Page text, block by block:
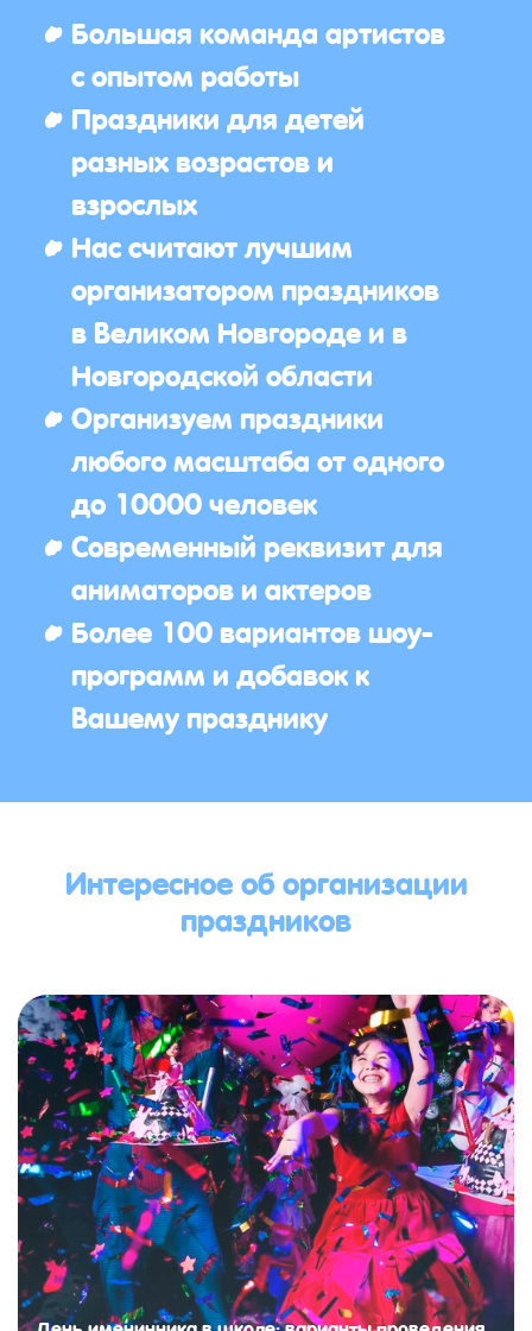
Большая команда артистов
с опытом работы
Праздники для детей
разных возрастов и
взрослых
Нас считают лучшим
организатором праздников
в Великом Новгороде и в
Новгородской области
Организуем праздники
любого масштаба от одного
до 10000 человек
Современный реквизит для
аниматоров и актеров
Более 100 вариантов шоу-
программ и добавок к
Вашему празднику
Интересное об организации
праздников